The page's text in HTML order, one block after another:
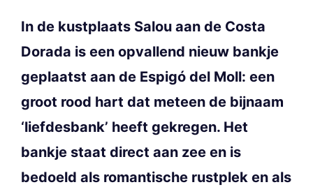
In de kustplaats Salou aan de Costa
Dorada is een opvallend nieuw bankje
geplaatst aan de Espigó del Moll: een
groot rood hart dat meteen de bijnaam
‘liefdesbank’ heeft gekregen. Het
bankje staat direct aan zee en is
bedoeld als romantische rustplek en als